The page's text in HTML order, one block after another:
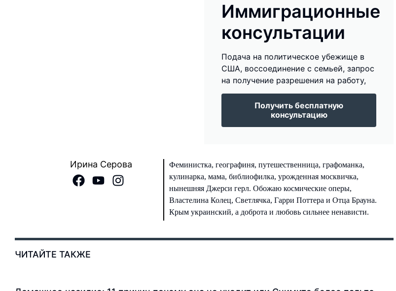
Иммиграционные
консультации
Подача на политическое убежище в
США, воссоединение с семьей, запрос
на получение разрешения на работу,
Получить бесплатную
консультацию
Ирина Серова
Феминистка, географиня, путешественница, графоманка,
кулинарка, мама, библиофилка, урожденная москвичка,
нынешняя Джерси герл. Обожаю космические оперы,
Властелина Колец, Светлячка, Гарри Поттера и Отца Брауна.
Крым украинский, а доброта и любовь сильнее ненависти.
ЧИТАЙТЕ ТАКЖЕ